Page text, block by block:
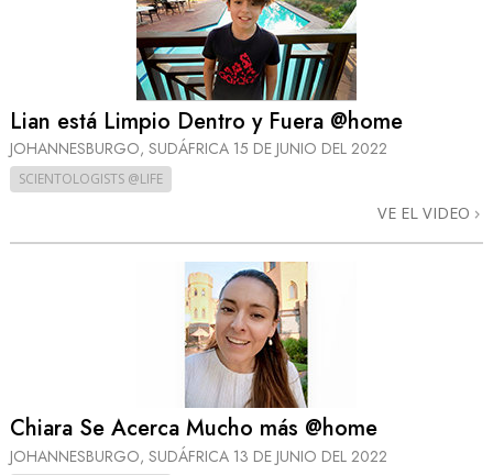
Lian está Limpio Dentro y Fuera @home
JOHANNESBURGO, SUDÁFRICA 15 DE JUNIO DEL 2022
SCIENTOLOGISTS @LIFE
VE EL VIDEO
Chiara Se Acerca Mucho más @home
JOHANNESBURGO, SUDÁFRICA 13 DE JUNIO DEL 2022